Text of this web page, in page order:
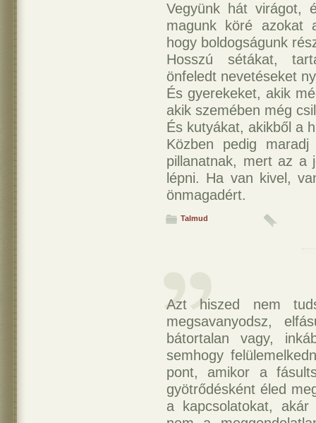
Vegyünk hát virágot,
magunk köré azokat
hogy boldogságunk
Hosszú sétákat,
önfeledt nevetéseket
És gyerekeket, akik
akik szemében még
És kutyákat, akikből a
Közben pedig
pillanatnak, mert az a
lépni. Ha van kivel,
önmagadért.
Talmud
Azt hiszed nem
megsavanyodsz,
bátortalan vagy,
semhogy
pont, amikor a
gyötrődésként éled
a kapcsolatokat,